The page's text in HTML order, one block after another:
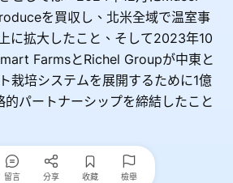
を買収し、北米全域で温室事
に拡大したこと、そして2023年10
FarmsとRichel Groupが中東と
栽培システムを展開するために1億
パートナーシップを締結したこと
留言 分享 收藏 檢舉